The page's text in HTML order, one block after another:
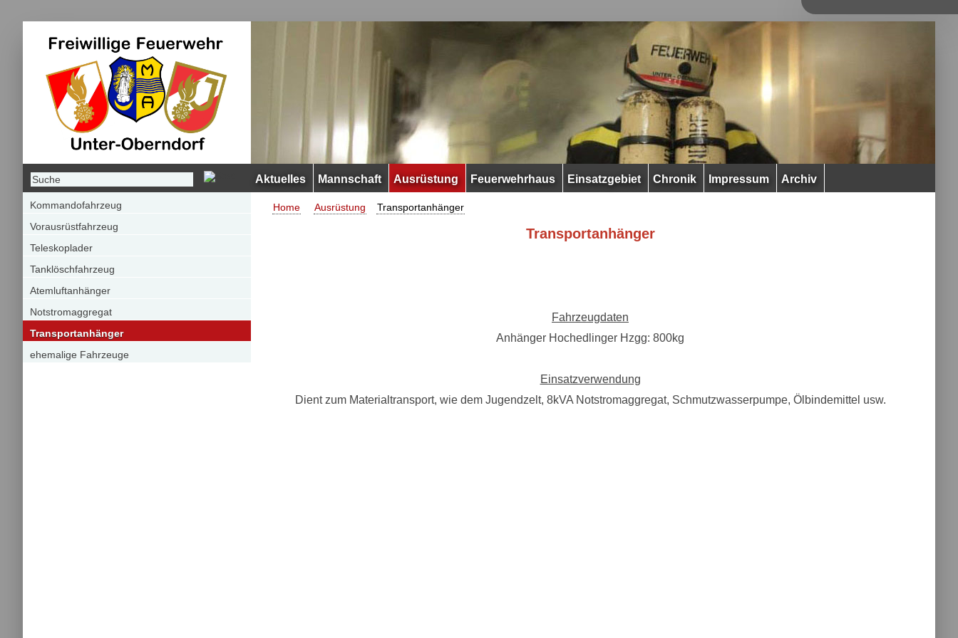
Aktuelles Mannschaft Ausrüstung Feuerwehrhaus Einsatzgebiet Chronik Impressum Archiv
Kommandofahrzeug
Vorausrüstfahrzeug
Teleskoplader
Tanklöschfahrzeug
Atemluftanhänger
Notstromaggregat
Transportanhänger
ehemalige Fahrzeuge
Home Ausrüstung Transportanhänger
Transportanhänger
Fahrzeugdaten
Anhänger Hochedlinger Hzgg: 800kg
Einsatzverwendung
Dient zum Materialtransport, wie dem Jugendzelt, 8kVA Notstromaggregat, Schmutzwasserpumpe, Ölbindemittel usw.